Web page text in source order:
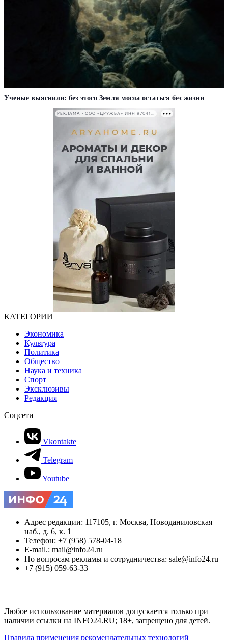
Ученые выяснили: без этого Земля могла остаться без жизни
РЕКЛАМА • ООО «ДРУЖБА» ИНН 9704146411
КАТЕГОРИИ
Экономика
Культура
Политика
Общество
Наука и техника
Спорт
Эксклюзивы
Редакция
Соцсети
Vkontakte
Telegram
Youtube
Адрес редакции: 117105, г. Москва, Новоданиловская
наб., д. 6, к. 1
Телефон: +7 (958) 578-04-18
E-mail.: mail@info24.ru
По вопросам рекламы и сотрудничества: sale@info24.ru
+7 (915) 059-63-33
Любое использование материалов допускается только при
наличии ссылки на INFO24.RU; 18+, запрещено для детей.
Правила применения рекомендательных технологий